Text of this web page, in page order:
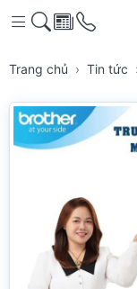
Trang chủ Tin tức